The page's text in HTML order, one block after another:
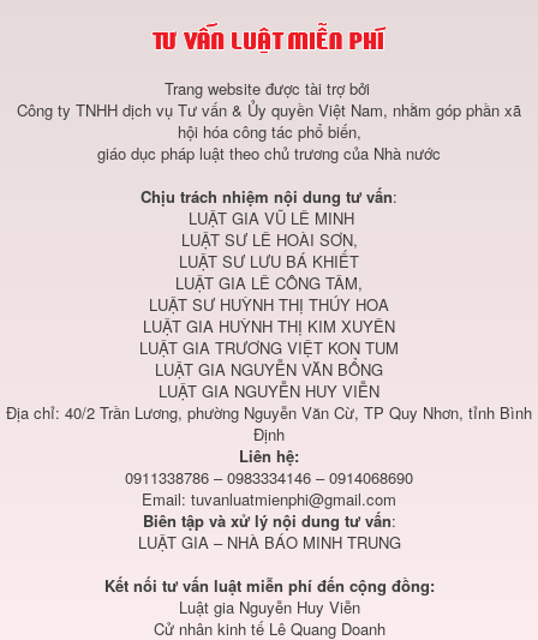
Trang website được tài trợ bởi
Công ty TNHH dịch vụ Tư vấn & Ủy quyền Việt Nam, nhằm góp phần xã
hội hóa công tác phổ biến,
giáo dục pháp luật theo chủ trương của Nhà nước
Chịu trách nhiệm nội dung tư vấn:
LUẬT GIA VŨ LÊ MINH
LUẬT SƯ LÊ HOÀI SƠN,
LUẬT SƯ LƯU BÁ KHIẾT
LUẬT GIA LÊ CÔNG TÂM,
LUẬT SƯ HUỲNH THỊ THÚY HOA
LUẬT GIA HUỲNH THỊ KIM XUYÊN
LUẬT GIA TRƯƠNG VIỆT KON TUM
LUẬT GIA NGUYỄN VĂN BỔNG
LUẬT GIA NGUYỄN HUY VIỄN
Địa chỉ: 40/2 Trần Lương, phường Nguyễn Văn Cừ, TP Quy Nhơn, tỉnh Bình
Định
Liên hệ:
0911338786 – 0983334146 – 0914068690
Email: tuvanluatmienphi@gmail.com
Biên tập và xử lý nội dung tư vấn:
LUẬT GIA – NHÀ BÁO MINH TRUNG
Kết nối tư vấn luật miễn phí đến cộng đồng:
Luật gia Nguyễn Huy Viễn
Cử nhân kinh tế Lê Quang Doanh